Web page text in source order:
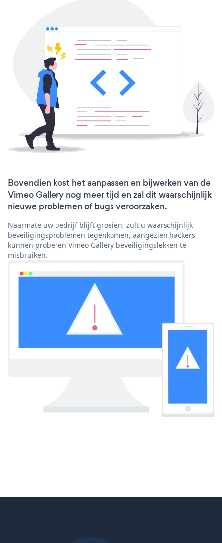
Bovendien kost het aanpassen en bijwerken van de
Vimeo Gallery nog meer tijd en zal dit waarschijnlijk
nieuwe problemen of bugs veroorzaken.
Naarmate uw bedrijf blijft groeien, zult u waarschijnlijk
beveiligingsproblemen tegenkomen, aangezien hackers
kunnen proberen Vimeo Gallery beveiligingslekken te
misbruiken.